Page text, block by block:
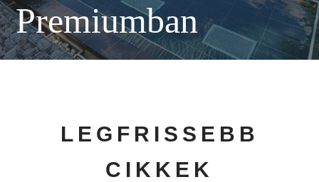
Premiumban
LEGFRISSEBB
CIKKEK